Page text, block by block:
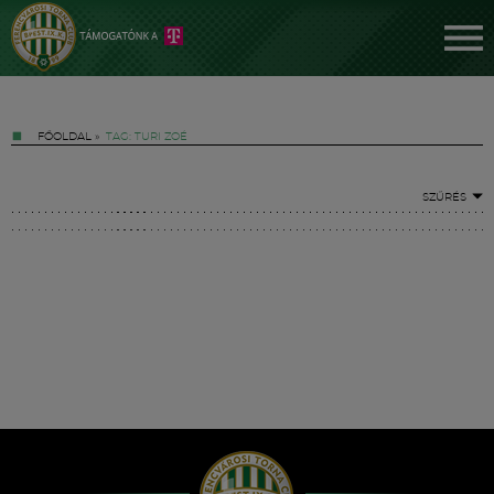
FŐOLDAL » TAG: TURI ZOÉ
SZŰRÉS
Hírek